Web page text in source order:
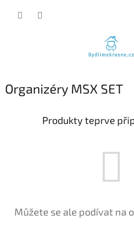
Organizéry MSX SET
Produkty teprve
Můžete se ale podívat na